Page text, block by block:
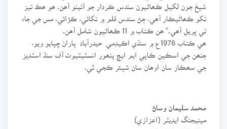
شيخ جون لکيل ڪھاڻيون سندس ڪردار جو آئينو آھن. ھو ھڪ تيز
تکو ڪھاڻيڪار آھي، ڄڻ سندس قلم ۾ تکائي، ڪڙائي، مس جي جاءِ
تي ڀريل آھي.“ ھن ڪتاب ۾ 11 ڪھاڻيون شامل آھن.
ھي ڪتاب 1976ع ۾ سنڌي اڪيڊمي حيدرآباد پاران ڇپايو ويو،
جنھن جي اسڪين ڪاپي ايم ايڇ پنھور انسٽيٽيوٽ آف سنڌ اسٽڊيز
جي سھڪار سان اوھان سان شيئر ڪجي ٿي.
محمد سليمان وساڻ
مينيجنگ ايڊيٽر (اعزازي)